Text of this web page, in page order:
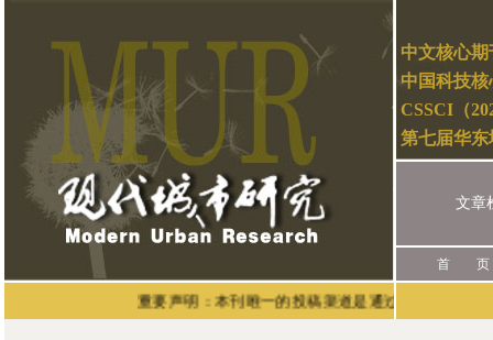
中文核心期
中国科技核
CSSCI（
第七届华
文章
首 页
重要声明：本刊唯一的投稿渠道是通过现代城市研究